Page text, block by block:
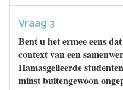
Vraag 3
Bent u het ermee eens
context van een
Hamasgelieerde
minst buitengewoon